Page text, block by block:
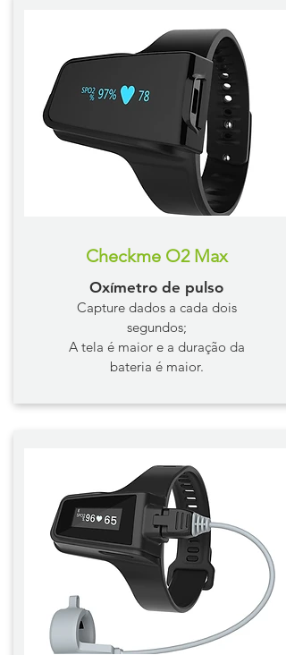
Checkme O2 Max
Oxímetro de pulso
Capture dados a cada dois
segundos;
A tela é maior e a duração da
bateria é maior.